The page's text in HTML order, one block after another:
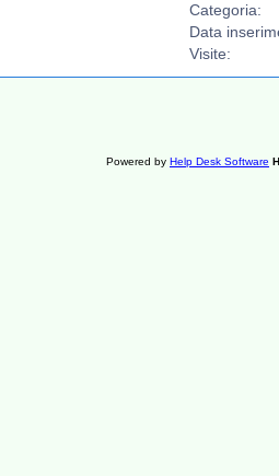
Categoria:
Data
Visite:
Powered by Help Desk Software